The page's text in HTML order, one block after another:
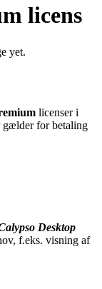
licens
yet.
licenser i
gælder for betaling
Desktop
f.eks. visning af